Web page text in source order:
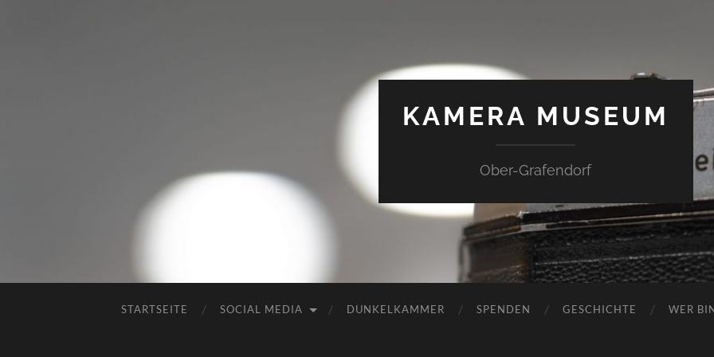
KAMERA MUSEUM
Ober-Grafendorf
STARTSEITE SOCIAL MEDIA DUNKELKAMMER SPENDEN GESCHICHTE WER